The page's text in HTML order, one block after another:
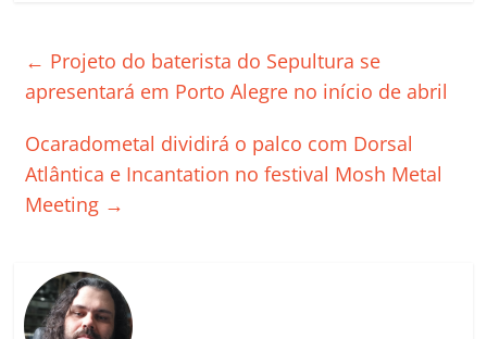
e
b
o
k
er l s
A
p
e
dI
gl
e
a
ss
y
Li
k
p
ar
h
ar
← Projeto do baterista do Sepultura se
apresentará em Porto Alegre no início de abril
Ocaradometal dividirá o palco com Dorsal
Atlântica e Incantation no festival Mosh Metal
Meeting →